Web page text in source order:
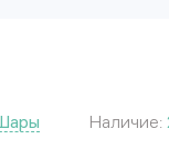
Наличие: